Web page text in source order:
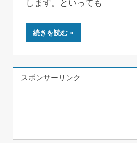
します。といっても
続きを読む
スポンサーリンク